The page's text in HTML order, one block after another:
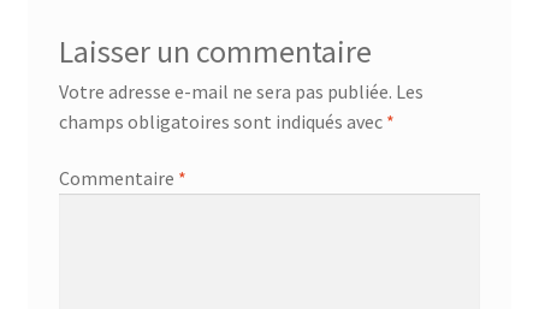
Laisser un commentaire
Votre adresse e-mail ne sera pas publiée. Les
champs obligatoires sont indiqués avec *
Commentaire *